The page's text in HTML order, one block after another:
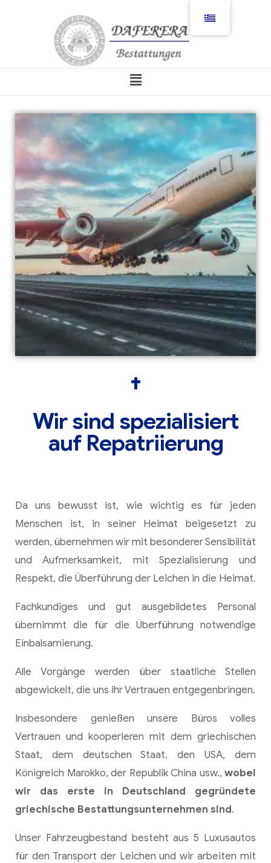
Wir sind spezialisiert
auf Repatriierung
Da uns bewusst ist, wie wichtig es für jeden
Menschen ist, in seiner Heimat beigesetzt zu
werden, übernehmen wir mit besonderer Sensibilität
und Aufmerksamkeit, mit Spezialisierung und
Respekt, die Überführung der Leichen in die Heimat.
Fachkundiges und gut ausgebildetes Personal
übernimmt die für die Überführung notwendige
Einbalsamierung.
Alle Vorgänge werden über staatliche Stellen
abgewickelt, die uns ihr Vertrauen entgegenbringen.
Insbesondere genießen unsere Büros volles
Vertrauen und kooperieren mit dem griechischen
Staat, dem deutschen Staat, den USA, dem
Königreich Marokko, der Republik China usw., wobei
wir das erste in Deutschland gegründete
griechische Bestattungsunternehmen sind.
Unser Fahrzeugbestand besteht aus 5 Luxusautos
für den Transport der Leichen und wir arbeiten mit